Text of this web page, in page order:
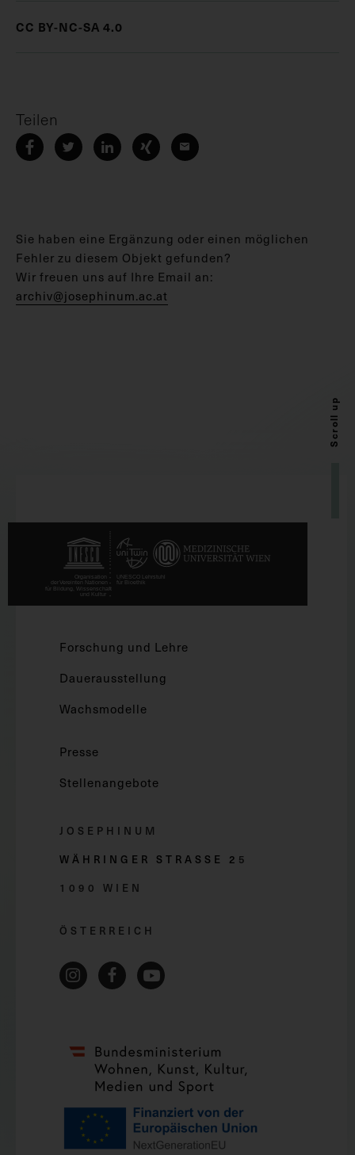
CC BY-NC-SA 4.0
Teilen
Sie haben eine Ergänzung oder einen möglichen
Fehler zu diesem Objekt gefunden?
Wir freuen uns auf Ihre Email an:
archiv@josephinum.ac.at
Scroll up
Forschung und Lehre
Dauerausstellung
Wachsmodelle
Presse
Stellenangebote
JOSEPHINUM
WÄHRINGER STRASSE 2 5
1090 WIEN
ÖSTERREICH